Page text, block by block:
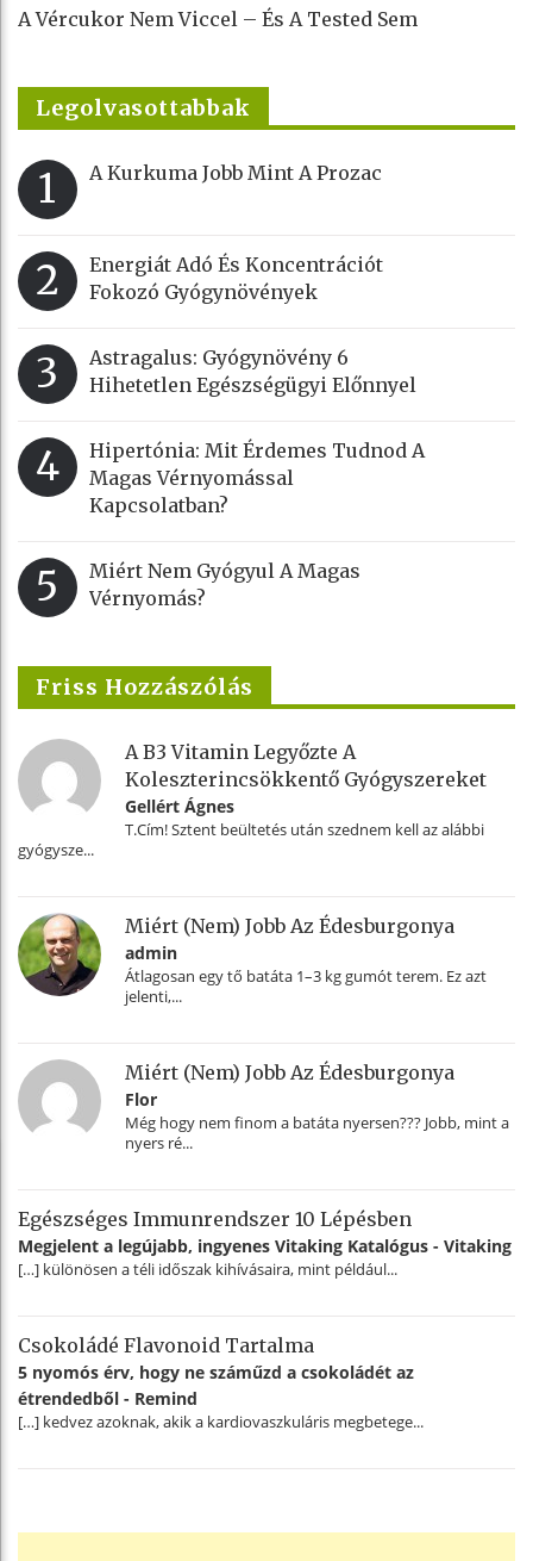
A Vércukor Nem Viccel – És A Tested Sem
Legolvasottabbak
1 A Kurkuma Jobb Mint A Prozac
2
Energiát Adó És Koncentrációt
Fokozó Gyógynövények
3
Astragalus: Gyógynövény 6
Hihetetlen Egészségügyi Előnnyel
4
Hipertónia: Mit Érdemes Tudnod A
Magas Vérnyomással
Kapcsolatban?
5
Miért Nem Gyógyul A Magas
Vérnyomás?
Friss Hozzászólás
A B3 Vitamin Legyőzte A
Koleszterincsökkentő Gyógyszereket
Gellért Ágnes
T.Cím! Sztent beültetés után szednem kell az alábbi
gyógysze...
Miért (nem) Jobb Az Édesburgonya
admin
Átlagosan egy tő batáta 1–3 kg gumót terem. Ez azt
jelenti,...
Miért (nem) Jobb Az Édesburgonya
Flor
Még hogy nem finom a batáta nyersen??? Jobb, mint a
nyers ré...
Egészséges Immunrendszer 10 Lépésben
Megjelent a legújabb, ingyenes Vitaking Katalógus - Vitaking
[…] különösen a téli időszak kihívásaira, mint például...
Csokoládé Flavonoid Tartalma
5 nyomós érv, hogy ne száműzd a csokoládét az
étrendedből - Remind
[…] kedvez azoknak, akik a kardiovaszkuláris megbetege...